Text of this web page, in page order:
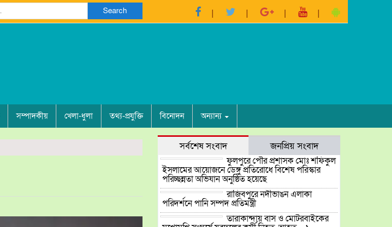
Search
সম্পাদকীয় খেলা-ধুলা তথ্য-প্রযুক্তি বিনোদন অন্যান্য
সর্বশেষ সংবাদ জনপ্রিয় সংবাদ
ফুলপুরে পৌর প্রশাসক মোঃ শফিকুল
ইসলামের আয়োজনে ডেঙ্গু প্রতিরোধে বিশেষ পরিস্কার
পরিচ্ছন্নতা অভিযান অনুষ্ঠিত হয়েছে
রাজিবপুরে নদীভাঙন এলাকা
পরিদর্শনে পানি সম্পদ প্রতিমন্ত্রী
তারাকান্দায় বাস ও মোটরবাইকের